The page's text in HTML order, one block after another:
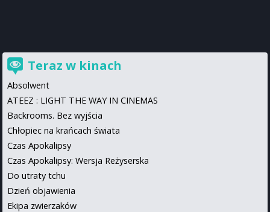
Teraz w kinach
Absolwent
ATEEZ : LIGHT THE WAY IN CINEMAS
Backrooms. Bez wyjścia
Chłopiec na krańcach świata
Czas Apokalipsy
Czas Apokalipsy: Wersja Reżyserska
Do utraty tchu
Dzień objawienia
Ekipa zwierzaków